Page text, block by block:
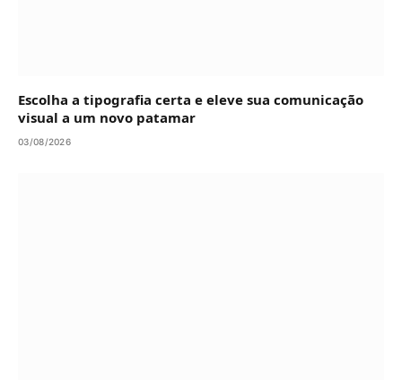
Escolha a tipografia certa e eleve sua comunicação
visual a um novo patamar
03/08/2026